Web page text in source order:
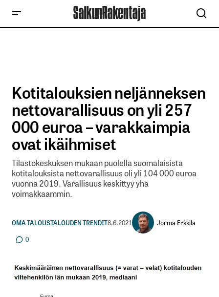
Kotitalouksien neljänneksen
nettovarallisuus on yli 257
000 euroa – varakkaimpia
ovat ikäihmiset
Tilastokeskuksen mukaan puolella suomalaisista
kotitalouksista nettovarallisuus oli yli 104 000 euroa
vuonna 2019. Varallisuus keskittyy yhä
voimakkaammin.
OMA TALOUSTALOUDEN TRENDIT8.6.2021
Jorma Erkkilä
0